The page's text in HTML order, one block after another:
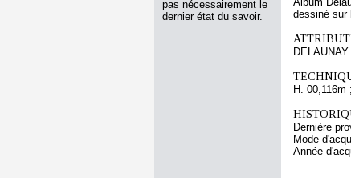
pas nécessairement le
dernier état du savoir.
dessiné sur
H. 00,116m
Dernière
Mode
Année